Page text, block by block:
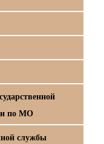
по МО
службы